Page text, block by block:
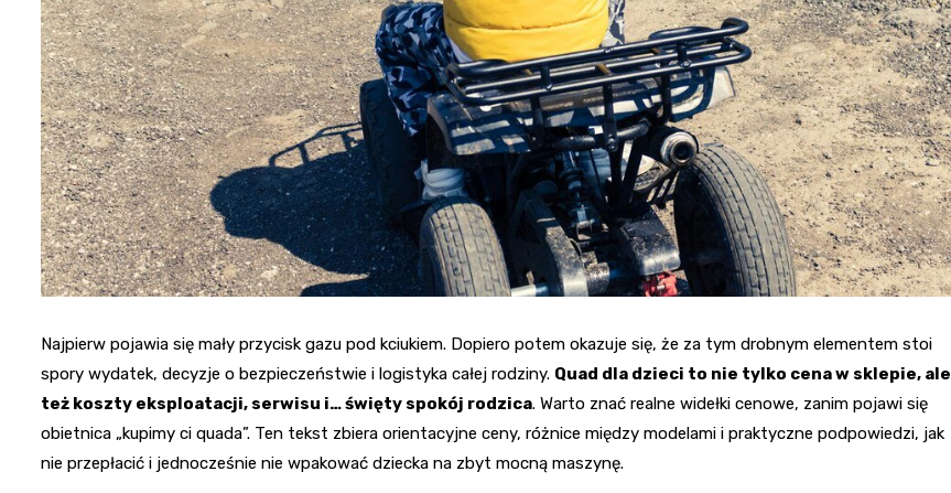
Najpierw pojawia się mały przycisk gazu pod kciukiem. Dopiero potem okazuje się, że za tym drobnym elementem stoi
spory wydatek, decyzje o bezpieczeństwie i logistyka całej rodziny. Quad dla dzieci to nie tylko cena w sklepie, ale
też koszty eksploatacji, serwisu i… święty spokój rodzica. Warto znać realne widełki cenowe, zanim pojawi się
obietnica „kupimy ci quada”. Ten tekst zbiera orientacyjne ceny, różnice między modelami i praktyczne podpowiedzi, jak
nie przepłacić i jednocześnie nie wpakować dziecka na zbyt mocną maszynę.